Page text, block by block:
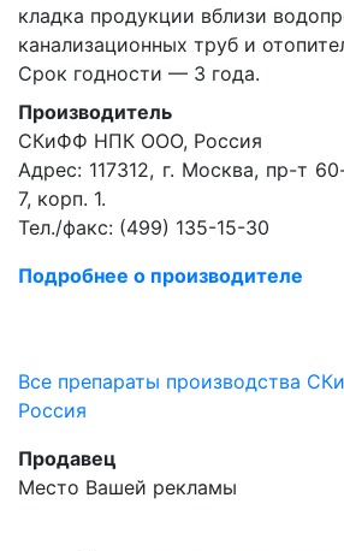
кладка продукции вблизи
канализационных труб и
Срок годности — 3 года.
Производитель
СКиФФ НПК ООО, Россия
Адрес: 117312, г. Москва, пр-т
7, корп. 1.
Тел./факс: (499) 135-15-30
Подробнее о производителе
Все препараты производства
Россия
Продавец
Место Вашей рекламы